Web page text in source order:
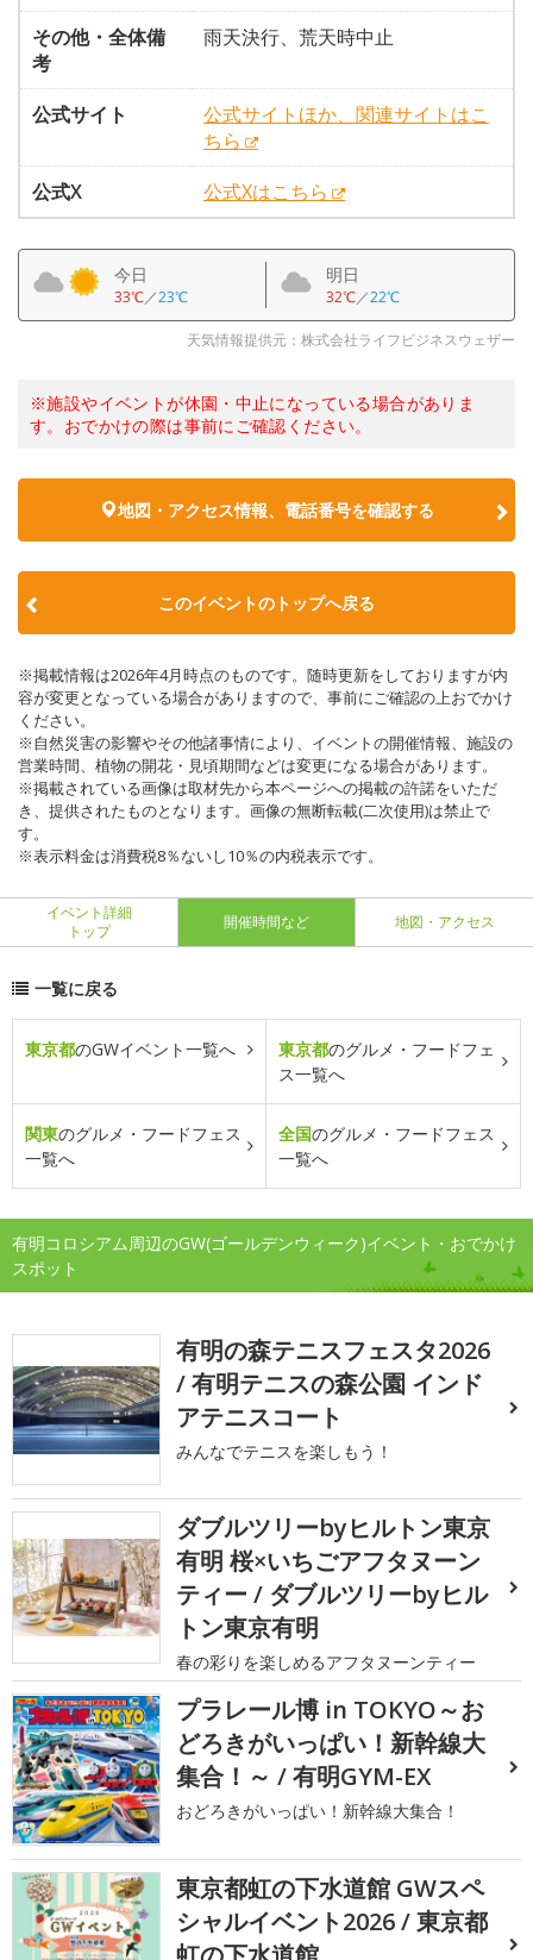
その他・全体備
考
雨天決行、荒天時中止
公式サイト
公式サイトほか、関連サイトはこ
ちら
公式X
公式Xはこちら
今日
33℃／23℃
明日
32℃／22℃
天気情報提供元：株式会社ライフビジネスウェザー
※施設やイベントが休園・中止になっている場合がありま
す。おでかけの際は事前にご確認ください。
地図・アクセス情報、電話番号を確認する
このイベントのトップへ戻る
※掲載情報は2026年4月時点のものです。随時更新をしておりますが内
容が変更となっている場合がありますので、事前にご確認の上おでかけ
ください。
※自然災害の影響やその他諸事情により、イベントの開催情報、施設の
営業時間、植物の開花・見頃期間などは変更になる場合があります。
※掲載されている画像は取材先から本ページへの掲載の許諾をいただ
き、提供されたものとなります。画像の無断転載(二次使用)は禁止で
す。
※表示料金は消費税8％ないし10％の内税表示です。
イベント詳細
トップ
開催時間など 地図・アクセス
一覧に戻る
東京都のGWイベント一覧へ 東京都のグルメ・フードフェ
ス一覧へ
関東のグルメ・フードフェス
一覧へ
全国のグルメ・フードフェス
一覧へ
有明コロシアム周辺のGW(ゴールデンウィーク)イベント・おでかけ
スポット
有明の森テニスフェスタ2026
/ 有明テニスの森公園 インド
アテニスコート
みんなでテニスを楽しもう！
ダブルツリーbyヒルトン東京
有明 桜×いちごアフタヌーン
ティー / ダブルツリーbyヒル
トン東京有明
春の彩りを楽しめるアフタヌーンティー
プラレール博 in TOKYO～お
どろきがいっぱい！新幹線大
集合！～ / 有明GYM-EX
おどろきがいっぱい！新幹線大集合！
東京都虹の下水道館 GWスペ
シャルイベント2026 / 東京都